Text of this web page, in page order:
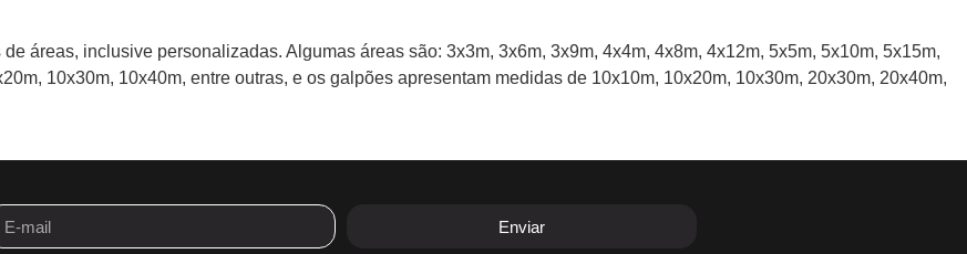
áreas, inclusive personalizadas. Algumas áreas são: 3x3m, 3x6m, 3x9m, 4x4m, 4x8m, 4x12m, 5x5m, 5x10m, 5x15m,
10x30m, 10x40m, entre outras, e os galpões apresentam medidas de 10x10m, 10x20m, 10x30m, 20x30m, 20x40m,
Enviar